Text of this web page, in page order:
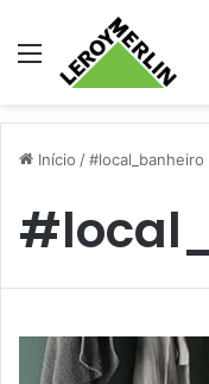
Menu
Início /#local_banheiro